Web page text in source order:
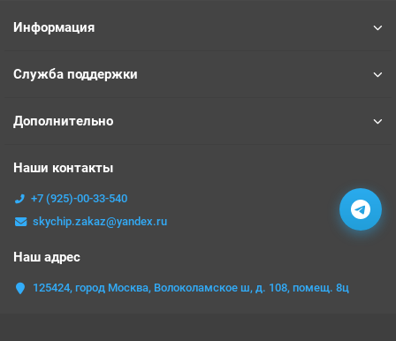
Информация
Служба поддержки
Дополнительно
Наши контакты
+7 (925)-00-33-540
skychip.zakaz@yandex.ru
Наш адрес
125424, город Москва, Волоколамское ш, д. 108, помещ. 8ц